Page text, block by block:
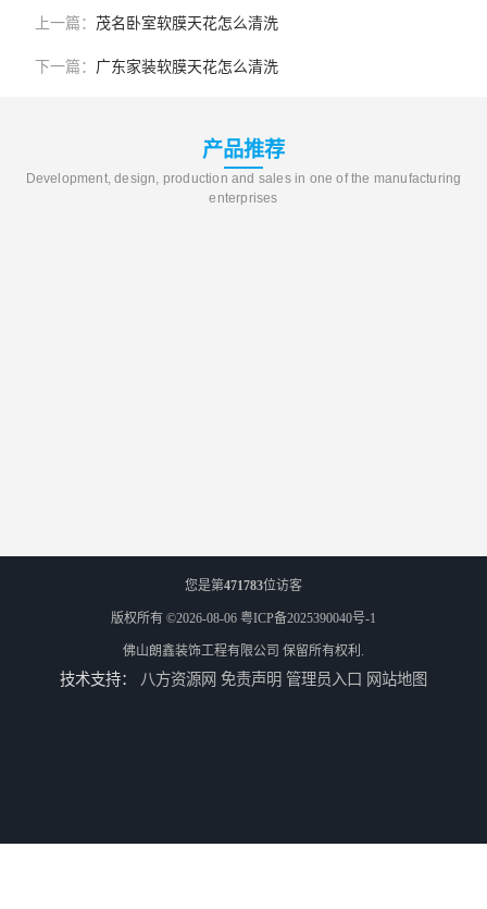
上一篇： 茂名卧室软膜天花怎么清洗
下一篇： 广东家装软膜天花怎么清洗
产品推荐
Development, design, production and sales in one of the manufacturing
enterprises
您是第471783位访客
版权所有 ©2026-08-06 粤ICP备2025390040号-1
佛山朗鑫装饰工程有限公司 保留所有权利.
技术支持： 八方资源网 免责声明 管理员入口 网站地图